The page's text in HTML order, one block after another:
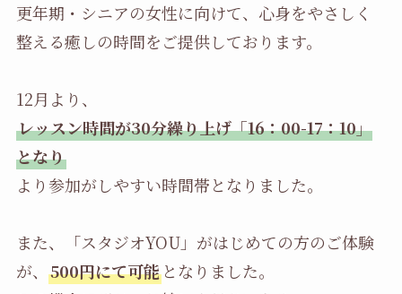
更年期・シニアの女性に向けて、心身をやさしく
整える癒しの時間をご提供しております。
12月より、
レッスン時間が30分繰り上げ「16：00-17：10」
となり
より参加がしやすい時間帯となりました。
また、「スタジオYOU」がはじめての方のご体験
が、 500円にて可能となりました。